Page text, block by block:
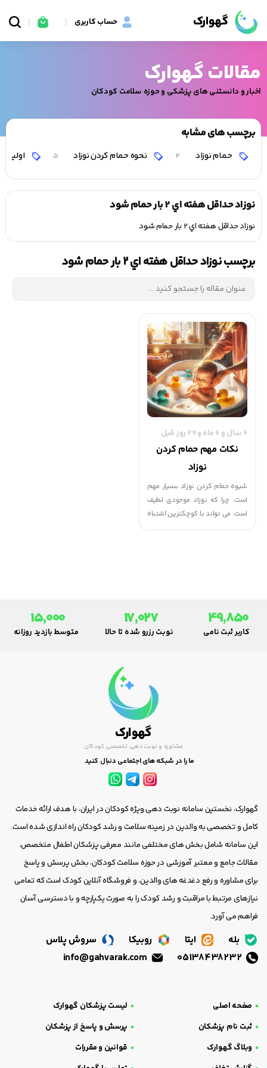
گهوارک حساب کاربری
مقالات گهوارک
اخبار و دانستنی های پزشکی و حوزه سلامت کودکان
برچسب های مشابه
حمام نوزاد 4 نحوه حمام کردن نوزاد 5 اولین
نوزاد حداقل هفته اي 2 بار حمام شود
نوزاد حداقل هفته اي 2 بار حمام شود
برچسب نوزاد حداقل هفته اي 2 بار حمام شود
6 سال و 6 ماه و 29 روز قبل
نکات مهم حمام کردن
نوزاد
شیوه حمام کردن نوزاد بسیار مهم
است. چرا که نوزاد موجودی لطیف
است. می تواند با کوچکترین اشتباه
49,850
کاربر ثبت نامی
17,027
نوبت رزرو شده تا حالا
15,000
متوسط بازدید روزانه
گهوارک
مشاوره و نوبت دهی تخصصی کودکان
ما را در شبکه های اجتماعی دنبال کنید
گهوارک، نخستین سامانه نوبت دهی ویژه کودکان در ایران، با هدف ارائه خدمات
کامل و تخصصی به والدین در زمینه سلامت و رشد کودکان راه اندازی شده است.
این سامانه شامل بخش های مختلفی مانند معرفی پزشکان اطفال متخصص،
مقالات جامع و معتبر آموزشی در حوزه سلامت کودکان، بخش پرسش و پاسخ
برای مشاوره و رفع دغدغه های والدین، و فروشگاه آنلاین کودک است که تمامی
نیازهای مرتبط با مراقبت و رشد کودک را به صورت یکپارچه و با دسترسی آسان
فراهم می آورد.
بله ایتا روبیکا
سروش پلاس
صفحه اصلی
لیست پزشکان گهوارک
ثبت نام پزشکان
پرسش و پاسخ از پزشکان
وبلاگ گهوارک
قوانین و مقررات